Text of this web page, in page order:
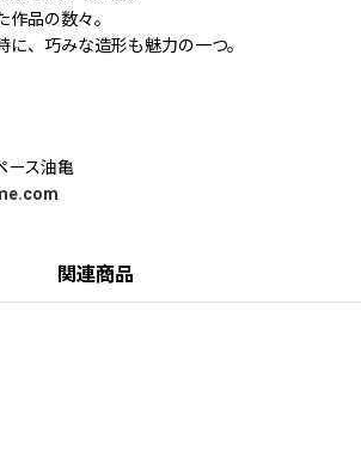
作品の数々。
に、巧みな造形も魅力の一つ。
ース油亀
関連商品